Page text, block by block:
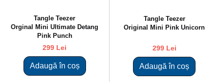
Tangle Teezer
Orginal Mini Ultimate Detang
Pink Punch
299 Lei
Adaugă în coș
Tangle Teezer
Original Mini Pink Unicorn
299 Lei
Adaugă în coș